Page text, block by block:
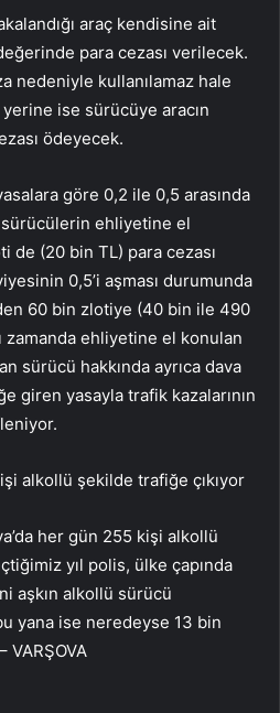
araç kendisine ait
para cezası verilecek.
nedeniyle kullanılamaz hale
ise sürücüye aracın
ödeyecek.
göre 0,2 ile 0,5 arasında
ehliyetine el
de (20 bin TL) para cezası
0,5’i aşması durumunda
60 bin zlotiye (40 bin ile 490
zamanda ehliyetine el konulan
sürücü hakkında ayrıca dava
giren yasayla trafik kazalarının
alkollü şekilde trafiğe çıkıyor
her gün 255 kişi alkollü
yıl polis, ülke çapında
aşkın alkollü sürücü
yana ise neredeyse 13 bin
VARŞOVA